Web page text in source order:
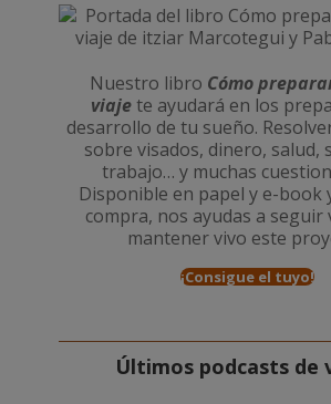
Nuestro libro Cómo
viajete ayudará en los
desarrollo de tu sueño.
sobre visados, dinero, salud,
trabajo… y muchas
Disponible en papel y e-book
compra, nos ayudas a seguir
mantener vivo este
¡Consigue el tuyo!
Últimos podcasts de